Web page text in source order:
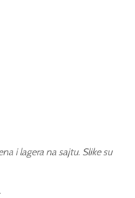
i lagera na sajtu. Slike su